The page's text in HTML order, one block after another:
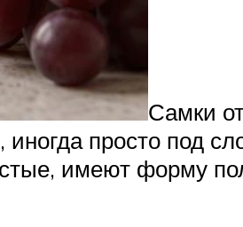
Самки
просто под
имеют форму